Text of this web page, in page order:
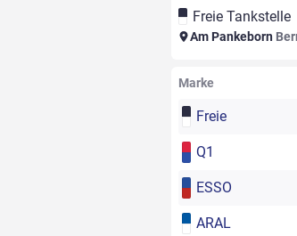
Freie Tankstelle
Am Pankeborn
Marke
Freie
Q1
ESSO
ARAL